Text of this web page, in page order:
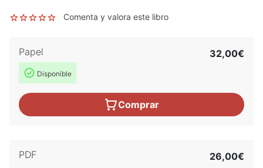
Comenta y valora este libro
Papel
Disponible
32,00€
Comprar
PDF 26,00€